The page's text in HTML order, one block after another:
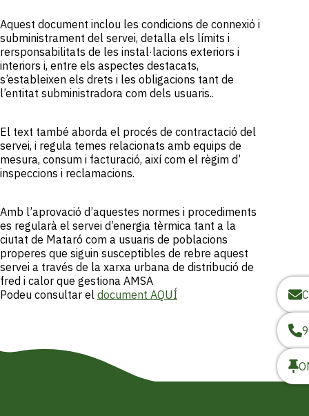
Aquest document inclou les condicions de connexió i
subministrament del servei, detalla els límits i
rersponsabilitats de les instal·lacions exteriors i
interiors i, entre els aspectes destacats,
s’estableixen els drets i les obligacions tant de
l’entitat subministradora com dels usuaris..
El text també aborda el procés de contractació del
servei, i regula temes relacionats amb equips de
mesura, consum i facturació, així com el règim d’
inspeccions i reclamacions.
Amb l’aprovació d’aquestes normes i procediments
es regularà el servei d’energia tèrmica tant a la
ciutat de Mataró com a usuaris de poblacions
properes que siguin susceptibles de rebre aquest
servei a través de la xarxa urbana de distribució de
fred i calor que gestiona AMSA
Podeu consultar el document AQUÍ